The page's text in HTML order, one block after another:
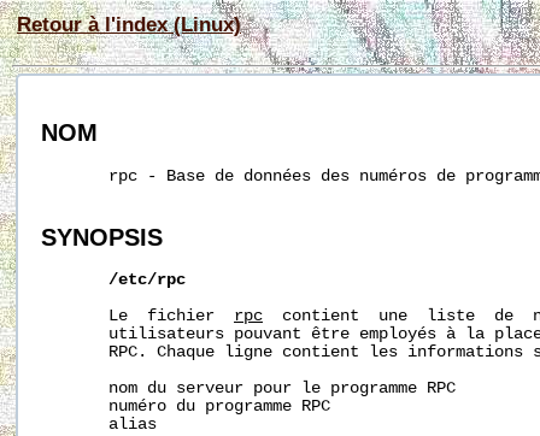
Retour à l'index (Linux)
NOM
rpc - Base de données des numéros de
SYNOPSIS
/etc/rpc
       Le  fichier
rpc
contient  une  liste  de
utilisateurs pouvant être employés à la
RPC. Chaque ligne contient les informations
       nom du serveur pour le programme RPC
       numéro du programme RPC
       alias